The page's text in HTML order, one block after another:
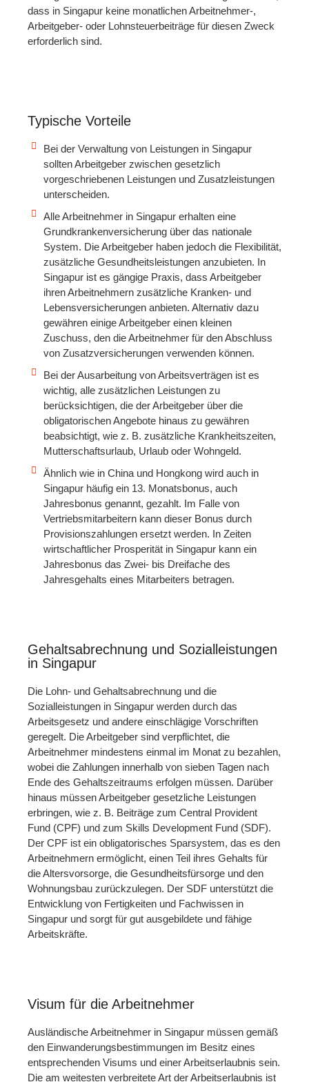
dass in Singapur keine monatlichen Arbeitnehmer-,
Arbeitgeber- oder Lohnsteuerbeiträge für diesen Zweck
erforderlich sind.
Typische Vorteile
Bei der Verwaltung von Leistungen in Singapur
sollten Arbeitgeber zwischen gesetzlich
vorgeschriebenen Leistungen und Zusatzleistungen
unterscheiden.
Alle Arbeitnehmer in Singapur erhalten eine
Grundkrankenversicherung über das nationale
System. Die Arbeitgeber haben jedoch die Flexibilität,
zusätzliche Gesundheitsleistungen anzubieten. In
Singapur ist es gängige Praxis, dass Arbeitgeber
ihren Arbeitnehmern zusätzliche Kranken- und
Lebensversicherungen anbieten. Alternativ dazu
gewähren einige Arbeitgeber einen kleinen
Zuschuss, den die Arbeitnehmer für den Abschluss
von Zusatzversicherungen verwenden können.
Bei der Ausarbeitung von Arbeitsverträgen ist es
wichtig, alle zusätzlichen Leistungen zu
berücksichtigen, die der Arbeitgeber über die
obligatorischen Angebote hinaus zu gewähren
beabsichtigt, wie z. B. zusätzliche Krankheitszeiten,
Mutterschaftsurlaub, Urlaub oder Wohngeld.
Ähnlich wie in China und Hongkong wird auch in
Singapur häufig ein 13. Monatsbonus, auch
Jahresbonus genannt, gezahlt. Im Falle von
Vertriebsmitarbeitern kann dieser Bonus durch
Provisionszahlungen ersetzt werden. In Zeiten
wirtschaftlicher Prosperität in Singapur kann ein
Jahresbonus das Zwei- bis Dreifache des
Jahresgehalts eines Mitarbeiters betragen.
Gehaltsabrechnung und Sozialleistungen
in Singapur
Die Lohn- und Gehaltsabrechnung und die
Sozialleistungen in Singapur werden durch das
Arbeitsgesetz und andere einschlägige Vorschriften
geregelt. Die Arbeitgeber sind verpflichtet, die
Arbeitnehmer mindestens einmal im Monat zu bezahlen,
wobei die Zahlungen innerhalb von sieben Tagen nach
Ende des Gehaltszeitraums erfolgen müssen. Darüber
hinaus müssen Arbeitgeber gesetzliche Leistungen
erbringen, wie z. B. Beiträge zum Central Provident
Fund (CPF) und zum Skills Development Fund (SDF).
Der CPF ist ein obligatorisches Sparsystem, das es den
Arbeitnehmern ermöglicht, einen Teil ihres Gehalts für
die Altersvorsorge, die Gesundheitsfürsorge und den
Wohnungsbau zurückzulegen. Der SDF unterstützt die
Entwicklung von Fertigkeiten und Fachwissen in
Singapur und sorgt für gut ausgebildete und fähige
Arbeitskräfte.
Visum für die Arbeitnehmer
Ausländische Arbeitnehmer in Singapur müssen gemäß
den Einwanderungsbestimmungen im Besitz eines
entsprechenden Visums und einer Arbeitserlaubnis sein.
Die am weitesten verbreitete Art der Arbeitserlaubnis ist